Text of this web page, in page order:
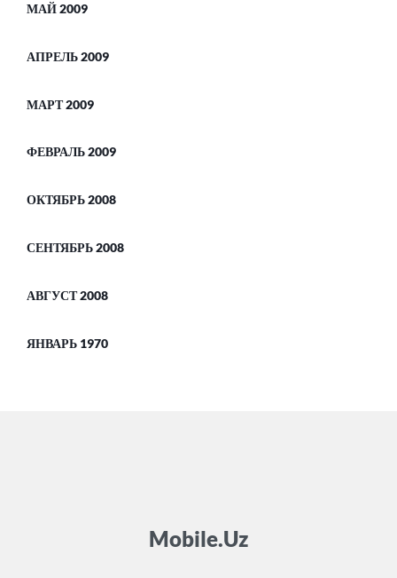
МАЙ 2009
АПРЕЛЬ 2009
МАРТ 2009
ФЕВРАЛЬ 2009
ОКТЯБРЬ 2008
СЕНТЯБРЬ 2008
АВГУСТ 2008
ЯНВАРЬ 1970
Mobile.Uz